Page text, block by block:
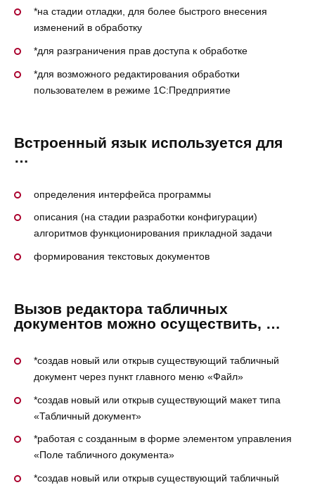
*на стадии отладки, для более быстрого внесения
изменений в обработку
*для разграничения прав доступа к обработке
*для возможного редактирования обработки
пользователем в режиме 1С:Предприятие
Встроенный язык используется для
…
определения интерфейса программы
описания (на стадии разработки конфигурации)
алгоритмов функционирования прикладной задачи
формирования текстовых документов
Вызов редактора табличных
документов можно осуществить, …
*создав новый или открыв существующий табличный
документ через пункт главного меню «Файл»
*создав новый или открыв существующий макет типа
«Табличный документ»
*работая с созданным в форме элементом управления
«Поле табличного документа»
*создав новый или открыв существующий табличный